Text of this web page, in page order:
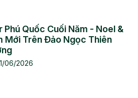
Phú Quốc Cuối Năm - Noel &
Mới Trên Đảo Ngọc Thiên
06/2026